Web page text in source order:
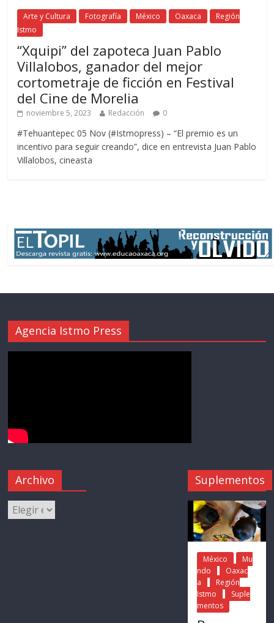
Arte y Cultura Fotografía México Oaxaca
Región
Istmo
“Xquipi” del zapoteca Juan Pablo
Villalobos, ganador del mejor
cortometraje de ficción en Festival
del Cine de Morelia
noviembre 5, 2023 Redacción 0
#Tehuantepec 05 Nov (#Istmopress) – “El premio es un
incentivo para seguir creando”, dice en entrevista Juan Pablo
Villalobos, cineasta
Agencia Istmo Press
Archivo Suplementos
México
Mu
ndo
Oaxac
a
Región
Istmo
Suple
mentos